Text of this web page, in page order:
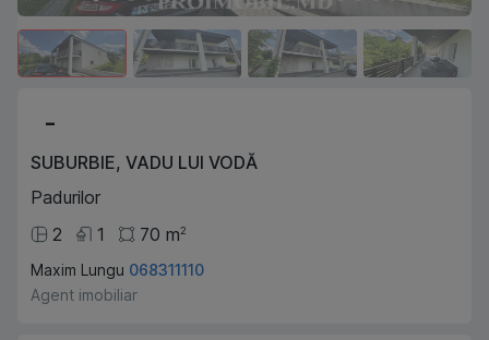
-
SUBURBIE, VADU LUI VODĂ
Padurilor
2
1 70 m2
Maxim Lungu 068311110
Agent imobiliar